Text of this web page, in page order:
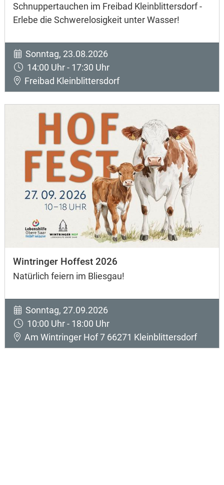
Schnuppertauchen im Freibad Kleinblittersdorf -
Erlebe die Schwerelosigkeit unter Wasser!
Sonntag, 23.08.2026
14:00 Uhr - 17:30 Uhr
Freibad Kleinblittersdorf
Wintringer Hoffest 2026
Natürlich feiern im Bliesgau!
Sonntag, 27.09.2026
10:00 Uhr - 18:00 Uhr
Am Wintringer Hof 7 66271 Kleinblittersdorf